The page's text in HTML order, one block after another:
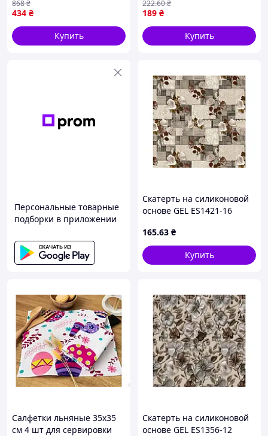
фотопринтом и глянцевой
поверхностью
434 ₴
868₴
Купить
189 ₴
222.60₴
Купить
Персональные товарные
подборки в приложении
Скатерть на силиконовой
основе GEL ES1421-16
165.63 ₴
Купить
Салфетки льняные 35х35
см 4 шт для сервировки
Скатерть на силиконовой
основе GEL ES1356-12